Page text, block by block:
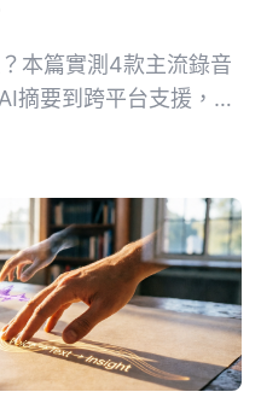
本篇實測4款主流錄音
摘要到跨平台支援，幫